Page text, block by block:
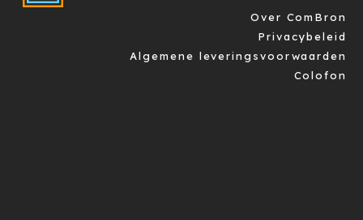
Over ComBron
Privacybeleid
Algemene leveringsvoorwaarden
Colofon